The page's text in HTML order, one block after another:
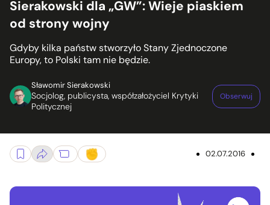
Sierakowski dla „GW”: Wieje piaskiem
od strony wojny
Gdyby kilka państw stworzyło Stany Zjednoczone
Europy, to Polski tam nie będzie.
Sławomir Sierakowski
Socjolog, publicysta, współzałożyciel Krytyki
Politycznej
Obserwuj
02.07.2016